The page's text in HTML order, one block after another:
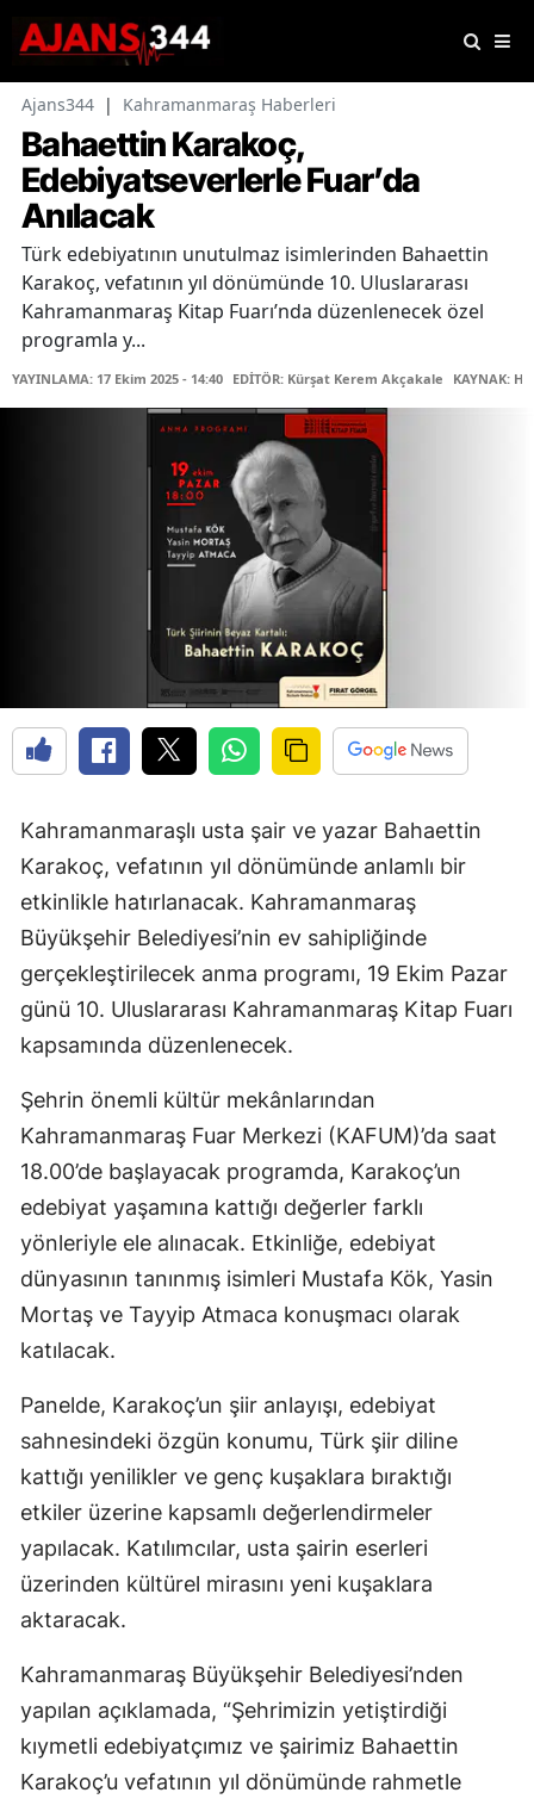
Ajans344 | Kahramanmaraş Haberleri
Bahaettin Karakoç,
Edebiyatseverlerle Fuar’da
Anılacak
Türk edebiyatının unutulmaz isimlerinden Bahaettin
Karakoç, vefatının yıl dönümünde 10. Uluslararası
Kahramanmaraş Kitap Fuarı’nda düzenlenecek özel
programla y...
YAYINLAMA: 17 Ekim 2025 - 14:40 EDİTÖR: Kürşat Kerem Akçakale KAYNAK:
Kahramanmaraşlı usta şair ve yazar Bahaettin
Karakoç, vefatının yıl dönümünde anlamlı bir
etkinlikle hatırlanacak. Kahramanmaraş
Büyükşehir Belediyesi’nin ev sahipliğinde
gerçekleştirilecek anma programı, 19 Ekim Pazar
günü 10. Uluslararası Kahramanmaraş Kitap Fuarı
kapsamında düzenlenecek.
Şehrin önemli kültür mekânlarından
Kahramanmaraş Fuar Merkezi (KAFUM)’da saat
18.00’de başlayacak programda, Karakoç’un
edebiyat yaşamına kattığı değerler farklı
yönleriyle ele alınacak. Etkinliğe, edebiyat
dünyasının tanınmış isimleri Mustafa Kök, Yasin
Mortaş ve Tayyip Atmaca konuşmacı olarak
katılacak.
Panelde, Karakoç’un şiir anlayışı, edebiyat
sahnesindeki özgün konumu, Türk şiir diline
kattığı yenilikler ve genç kuşaklara bıraktığı
etkiler üzerine kapsamlı değerlendirmeler
yapılacak. Katılımcılar, usta şairin eserleri
üzerinden kültürel mirasını yeni kuşaklara
aktaracak.
Kahramanmaraş Büyükşehir Belediyesi’nden
yapılan açıklamada, “Şehrimizin yetiştirdiği
kıymetli edebiyatçımız ve şairimiz Bahaettin
Karakoç’u vefatının yıl dönümünde rahmetle